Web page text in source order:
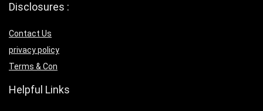
Disclosures :
Contact Us
privacy policy
Terms & Con
Helpful Links